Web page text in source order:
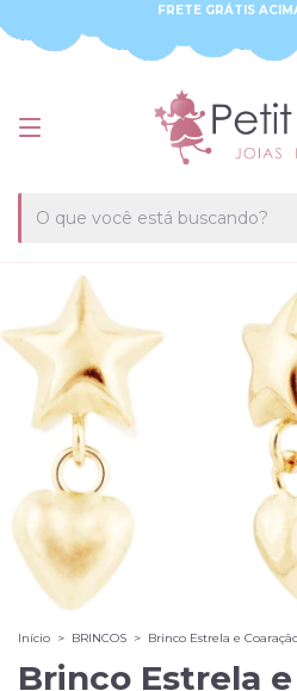
FRETE GRÁTIS
Início > BRINCOS > Brinco Estrela e
Brinco Estrela